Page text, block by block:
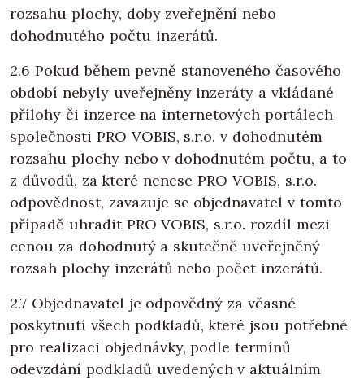
rozsahu plochy, doby zveřejnění nebo
dohodnutého počtu inzerátů.
2.6 Pokud během pevně stanoveného časového
období nebyly uveřejněny inzeráty a vkládané
přílohy či inzerce na internetových portálech
společnosti PRO VOBIS, s.r.o. v dohodnutém
rozsahu plochy nebo v dohodnutém počtu, a to
z důvodů, za které nenese PRO VOBIS, s.r.o.
odpovědnost, zavazuje se objednavatel v tomto
případě uhradit PRO VOBIS, s.r.o. rozdíl mezi
cenou za dohodnutý a skutečně uveřejněný
rozsah plochy inzerátů nebo počet inzerátů.
2.7 Objednavatel je odpovědný za včasné
poskytnutí všech podkladů, které jsou potřebné
pro realizaci objednávky, podle termínů
odevzdání podkladů uvedených v aktuálním